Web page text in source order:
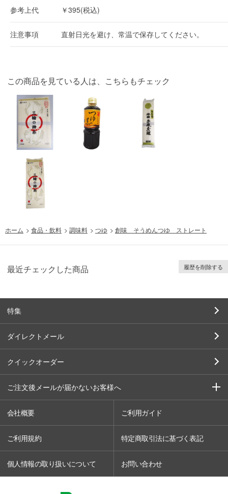
参考上代 ￥395(税込)
注意事項 直射日光を避け、常温で保存してください。
この商品を見ている人は、こちらもチェック
ホーム > 食品・飲料 > 調味料 > つゆ > 創味 そうめんつゆ ストレート
最近チェックした商品 履歴を削除する
特集
ダイレクトメール
クイックオーダー
ご注文後メールが届かないお客様へ
会社概要 ご利用ガイド
ご利用規約 特定商取引法に基づく表記
個人情報の取り扱いについて お問い合わせ